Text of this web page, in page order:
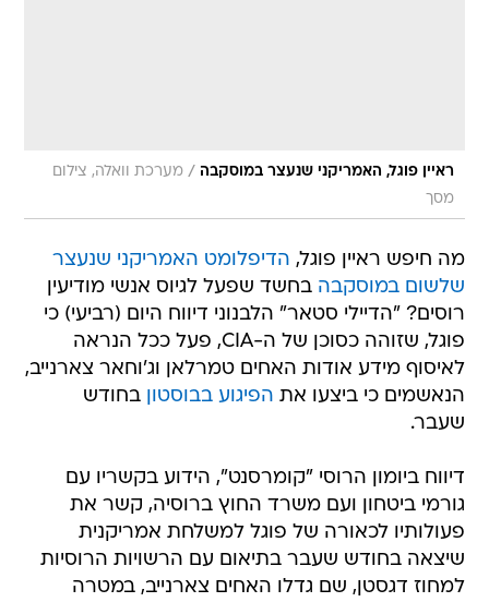
ראיין פוגל, האמריקני שנעצר במוסקבה / מערכת וואלה, צילום
מסך
מה חיפש ראיין פוגל, הדיפלומט האמריקני שנעצר
שלשום במוסקבה בחשד שפעל לגיוס אנשי מודיעין
רוסים? "הדיילי סטאר" הלבנוני דיווח היום (רביעי) כי
פוגל, שזוהה כסוכן של ה-CIA, פעל ככל הנראה
לאיסוף מידע אודות האחים טמרלאן וג'וחאר צארנייב,
הנאשמים כי ביצעו את הפיגוע בבוסטון בחודש
שעבר.
דיווח ביומון הרוסי "קומרסנט", הידוע בקשריו עם
גורמי ביטחון ועם משרד החוץ ברוסיה, קשר את
פעולותיו לכאורה של פוגל למשלחת אמריקנית
שיצאה בחודש שעבר בתיאום עם הרשויות הרוסיות
למחוז דגסטן, שם גדלו האחים צארנייב, במטרה